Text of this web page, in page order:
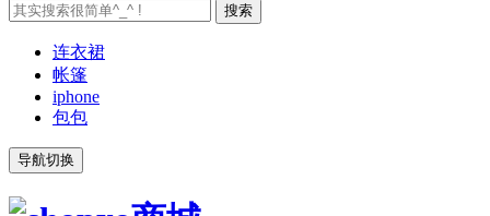
连衣裙
帐篷
iphone
包包
导航切换